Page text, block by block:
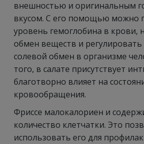
внешностью и оригинальным
вкусом. С его помощью можно
уровень гемоглобина в крови,
обмен веществ и
солевой обмен в организме
того, в салате присутствует
благотворно влияет на
кровообращения.
Фриссе малокалориен и
количество клетчатки. Это
использовать его для